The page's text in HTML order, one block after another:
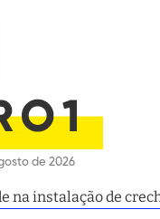
de 2026
na instalação de